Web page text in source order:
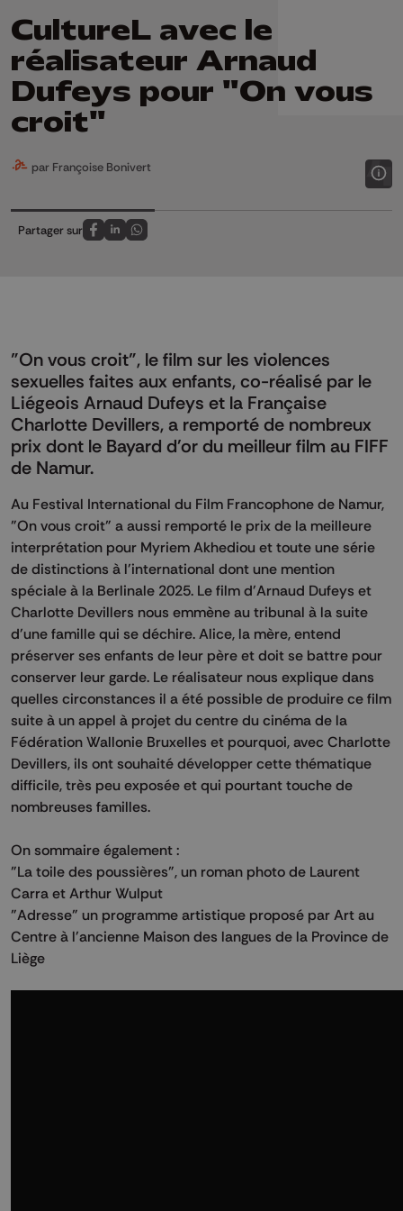
CultureL avec le
réalisateur Arnaud
Dufeys pour "On vous
croit"
par Françoise Bonivert
Partager sur
Partagez sur FaceBook
Partagez sur LinkedIn
Partagez sur Whatsapp
"On vous croit", le film sur les violences
sexuelles faites aux enfants, co-réalisé par le
Liégeois Arnaud Dufeys et la Française
Charlotte Devillers, a remporté de nombreux
prix dont le Bayard d'or du meilleur film au FIFF
de Namur.
Au Festival International du Film Francophone de Namur,
"On vous croit" a aussi remporté le prix de la meilleure
interprétation pour Myriem Akhediou et toute une série
de distinctions à l'international dont une mention
spéciale à la Berlinale 2025. Le film d'Arnaud Dufeys et
Charlotte Devillers nous emmène au tribunal à la suite
d'une famille qui se déchire. Alice, la mère, entend
préserver ses enfants de leur père et doit se battre pour
conserver leur garde. Le réalisateur nous explique dans
quelles circonstances il a été possible de produire ce film
suite à un appel à projet du centre du cinéma de la
Fédération Wallonie Bruxelles et pourquoi, avec Charlotte
Devillers, ils ont souhaité développer cette thématique
difficile, très peu exposée et qui pourtant touche de
nombreuses familles.
On sommaire également :
"La toile des poussières", un roman photo de Laurent
Carra et Arthur Wulput
"Adresse" un programme artistique proposé par Art au
Centre à l'ancienne Maison des langues de la Province de
Liège